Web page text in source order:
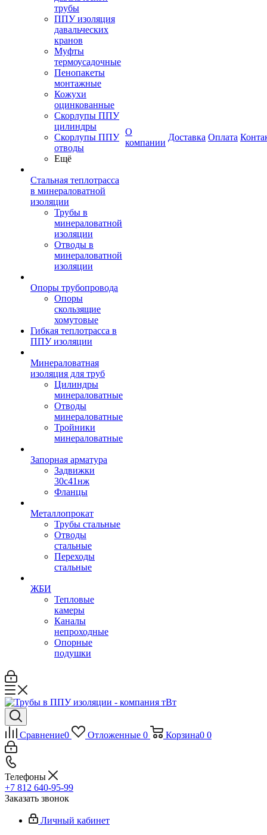
трубы
ППУ изоляция
давальческих
кранов
Муфты
термоусадочные
Пенопакеты
монтажные
Кожухи
оцинкованные
Скорлупы ППУ
цилиндры
Скорлупы ППУ
отводы
Ещё
Стальная теплотрасса
в минераловатной
изоляции
Трубы в
минераловатной
изоляции
Отводы в
минераловатной
изоляции
Опоры трубопровода
Опоры
скользящие
хомутовые
Гибкая теплотрасса в
ППУ изоляции
Минераловатная
изоляция для труб
Цилиндры
минераловатные
Отводы
минераловатные
Тройники
минераловатные
Запорная арматура
Задвижки
30с41нж
Фланцы
Металлопрокат
Трубы стальные
Отводы
стальные
Переходы
стальные
ЖБИ
Тепловые
камеры
Каналы
непроходные
Опорные
подушки
О
компании
Доставка Оплата
Сравнение0 Отложенные 0 Корзина0 0
Телефоны
+7 812 640-95-99
Заказать звонок
Личный кабинет